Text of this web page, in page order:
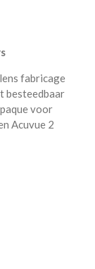
fabricage
besteedbaar
voor
Acuvue 2